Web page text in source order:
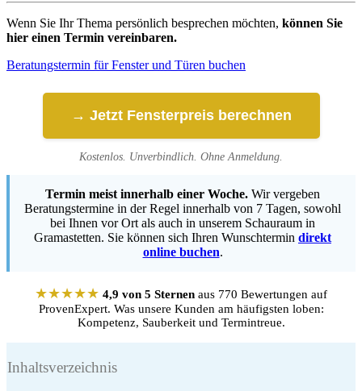
Wenn Sie Ihr Thema persönlich besprechen möchten, können Sie
hier einen Termin vereinbaren.
Beratungstermin für Fenster und Türen buchen
→ Jetzt Fensterpreis berechnen
Kostenlos. Unverbindlich. Ohne Anmeldung.
Termin meist innerhalb einer Woche. Wir vergeben
Beratungstermine in der Regel innerhalb von 7 Tagen, sowohl
bei Ihnen vor Ort als auch in unserem Schauraum in
Gramastetten. Sie können sich Ihren Wunschtermin direkt
online buchen.
★★★★★ 4,9 von 5 Sternen aus 770 Bewertungen auf
ProvenExpert. Was unsere Kunden am häufigsten loben:
Kompetenz, Sauberkeit und Termintreue.
Inhaltsverzeichnis